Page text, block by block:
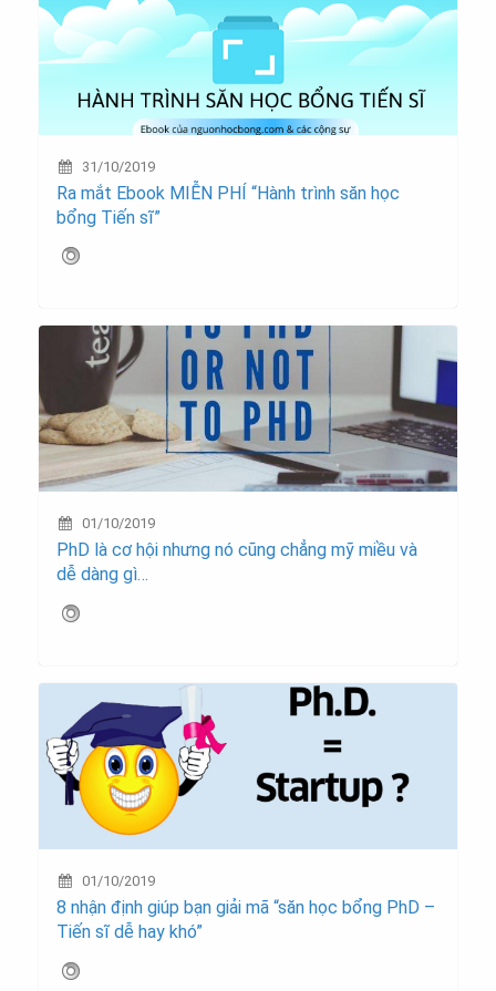
31/10/2019
Ra mắt Ebook MIỄN PHÍ “Hành trình săn học
bổng Tiến sĩ”
01/10/2019
PhD là cơ hội nhưng nó cũng chẳng mỹ miều và
dễ dàng gì…
01/10/2019
8 nhận định giúp bạn giải mã “săn học bổng PhD –
Tiến sĩ dễ hay khó”